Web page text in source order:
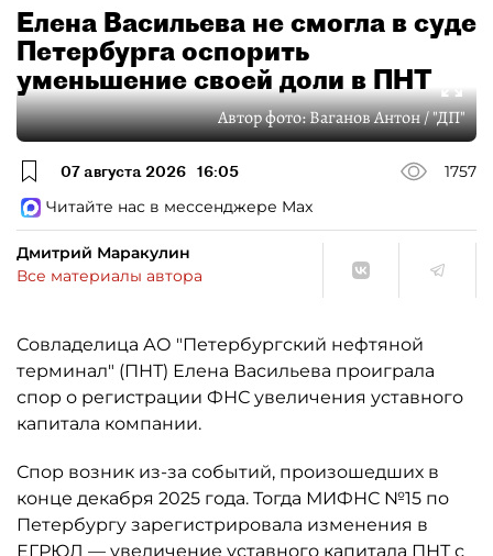
Елена Васильева не смогла в суде
Петербурга оспорить
уменьшение своей доли в ПНТ
Автор фото:Ваганов Антон / "ДП"
07 августа 2026 16:05
1757
Читайте нас в мессенджере Max
Дмитрий Маракулин
Все материалы автора
Совладелица АО "Петербургский нефтяной
терминал" (ПНТ) Елена Васильева проиграла
спор о регистрации ФНС увеличения уставного
капитала компании.
Спор возник из-за событий, произошедших в
конце декабря 2025 года. Тогда МИФНС №15 по
Петербургу зарегистрировала изменения в
ЕГРЮЛ — увеличение уставного капитала ПНТ с